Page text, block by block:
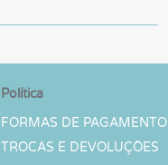
Política
FORMAS DE PAGAMENTO
TROCAS E DEVOLUÇÕES